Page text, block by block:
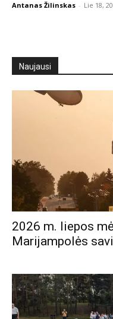
Antanas Žilinskas - Lie 18,
Naujausi
2026 m. liepos
Marijampolės